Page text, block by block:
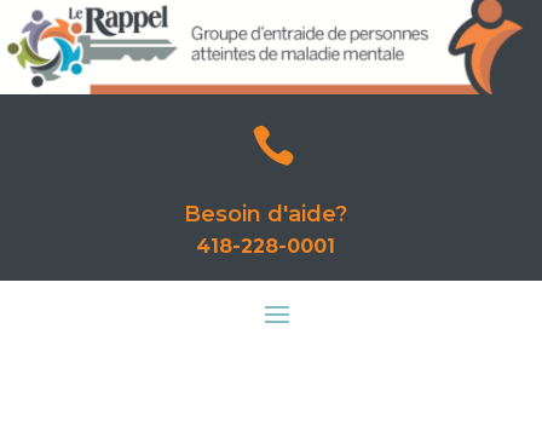

Besoin d'aide?
418-228-0001